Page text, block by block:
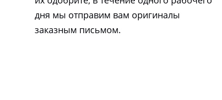
дня мы отправим вам оригиналы
заказным письмом.